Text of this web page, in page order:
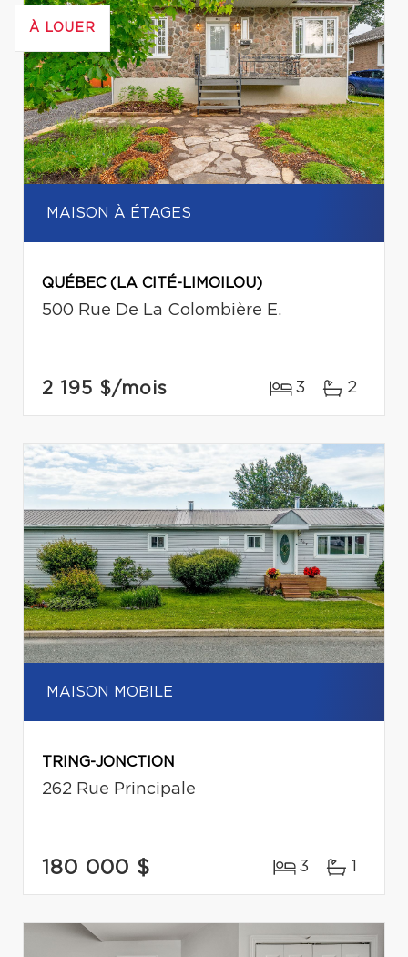
À LOUER
MAISON À ÉTAGES
QUÉBEC (LA CITÉ-LIMOILOU)
500 Rue De La Colombière E.
2 195 $/mois 3 2
MAISON MOBILE
TRING-JONCTION
262 Rue Principale
180 000 $ 3 1